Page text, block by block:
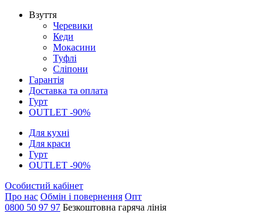
Взуття
Черевики
Кеди
Мокасини
Туфлі
Сліпони
Гарантія
Доставка та оплата
Гурт
OUTLET -90%
Для кухні
Для краси
Гурт
OUTLET -90%
Особистий кабінет
Про нас Обмін і повернення Опт
0800 50 97 97 Безкоштовна гаряча лінія